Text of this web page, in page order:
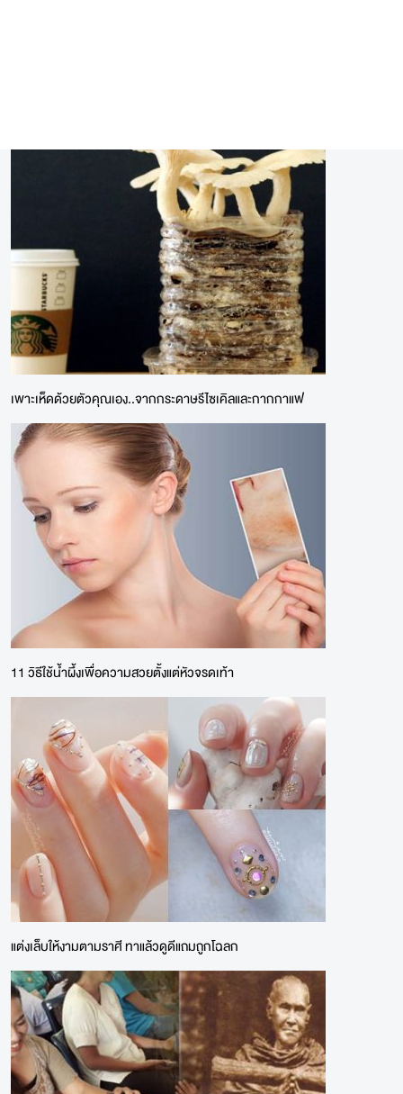
เพาะเห็ดด้วยตัวคุณเอง..จากกระดาษรีไซเคิลและกากกาแฟ
11 วิธีใช้น้ำผึ้งเพื่อความสวยตั้งแต่หัวจรดเท้า
แต่งเล็บให้งามตามราศี ทาแล้วดูดีแถมถูกโฉลก